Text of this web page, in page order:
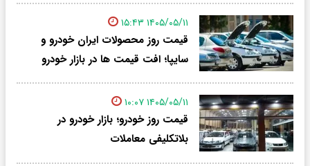
۱۴۰۵/۰۵/۱۱ ۱۵:۴۳
قیمت روز محصولات ایران خودرو و
سایپا؛ افت قیمت ها در بازار خودرو
۱۴۰۵/۰۵/۱۱ ۱۰:۰۷
قیمت روز خودرو؛ بازار خودرو در
بلاتکلیفی معاملات